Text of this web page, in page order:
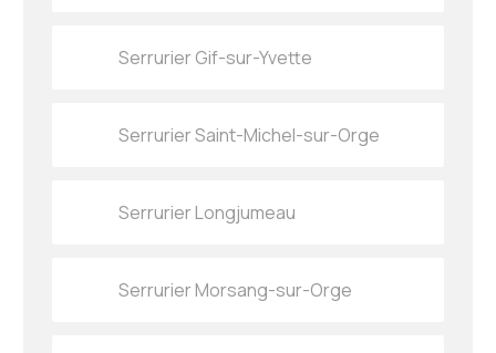
Serrurier Gif-sur-Yvette
Serrurier Saint-Michel-sur-Orge
Serrurier Longjumeau
Serrurier Morsang-sur-Orge